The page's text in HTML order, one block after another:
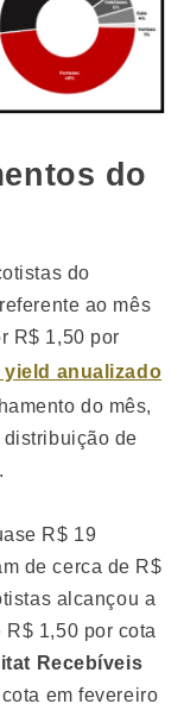
do
do
ao mês
R$ 1,50 por
anualizado
do mês,
distribuição de
R$ 19
de cerca de R$
alcançou a
1,50 por cota
Recebíveis
em fevereiro